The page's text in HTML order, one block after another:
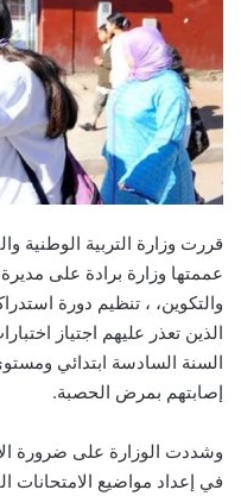
قررت وزارة التربية الوطنية
عممتها وزارة برادة على مديرة
والتكوين، ، تنظيم دورة
الذين تعذر عليهم اجتياز
السنة السادسة ابتدائي
إصابتهم بمرض الحصبة.
وشددت الوزارة على ضرورة
في إعداد مواضيع الامتحانات